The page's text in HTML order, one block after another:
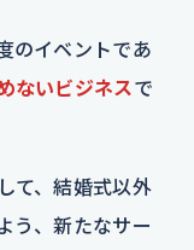
のイベントであ
ないビジネス で
て、結婚式以外
う、新たなサー